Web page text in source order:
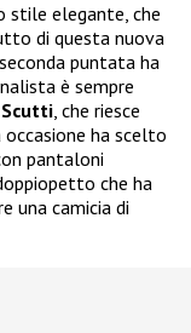
stile elegante, che
di questa nuova
puntata ha
è sempre
, che riesce
occasione ha scelto
pantaloni
che ha
una camicia di